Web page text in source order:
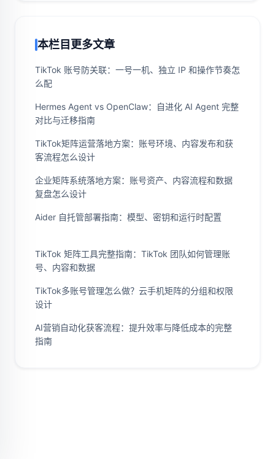
本栏目更多文章
TikTok 账号防关联：一号一机、独立 IP 和操作节奏怎
么配
Hermes Agent vs OpenClaw：自进化 AI Agent 完整
对比与迁移指南
TikTok矩阵运营落地方案：账号环境、内容发布和获
客流程怎么设计
企业矩阵系统落地方案：账号资产、内容流程和数据
复盘怎么设计
Aider 自托管部署指南：模型、密钥和运行时配置
TikTok 矩阵工具完整指南：TikTok 团队如何管理账
号、内容和数据
TikTok多账号管理怎么做？云手机矩阵的分组和权限
设计
AI营销自动化获客流程：提升效率与降低成本的完整
指南